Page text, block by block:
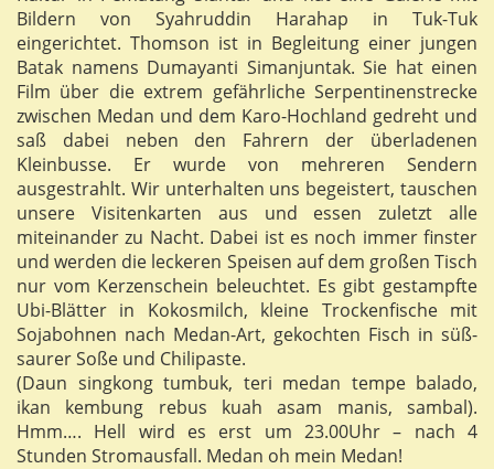
Bildern von Syahruddin Harahap in Tuk-Tuk
eingerichtet. Thomson ist in Begleitung einer jungen
Batak namens Dumayanti Simanjuntak. Sie hat einen
Film über die extrem gefährliche Serpentinenstrecke
zwischen Medan und dem Karo-Hochland gedreht und
saß dabei neben den Fahrern der überladenen
Kleinbusse. Er wurde von mehreren Sendern
ausgestrahlt. Wir unterhalten uns begeistert, tauschen
unsere Visitenkarten aus und essen zuletzt alle
miteinander zu Nacht. Dabei ist es noch immer finster
und werden die leckeren Speisen auf dem großen Tisch
nur vom Kerzenschein beleuchtet. Es gibt gestampfte
Ubi-Blätter in Kokosmilch, kleine Trockenfische mit
Sojabohnen nach Medan-Art, gekochten Fisch in süß-
saurer Soße und Chilipaste.
(Daun singkong tumbuk, teri medan tempe balado,
ikan kembung rebus kuah asam manis, sambal).
Hmm…. Hell wird es erst um 23.00Uhr – nach 4
Stunden Stromausfall. Medan oh mein Medan!